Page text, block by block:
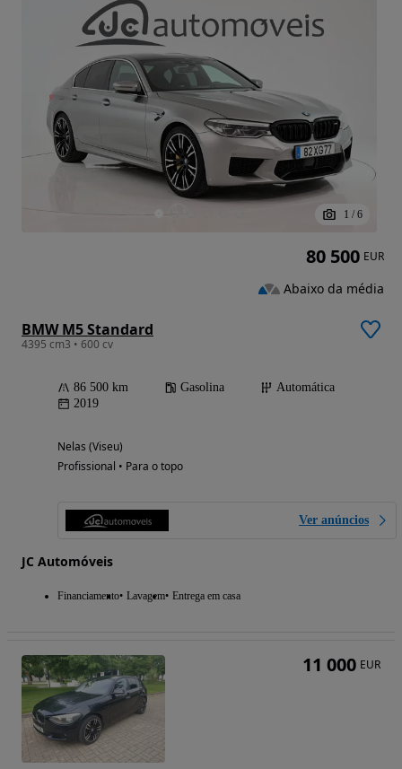
1 / 6
BMW M5 Standard
4395 cm3 • 600 cv
86 500 km Gasolina
Automática
2019
Nelas (Viseu)
Profissional • Para o topo
Ver anúncios
JC Automóveis
Financiamento Lavagem Entrega em casa
80 500 EUR
Abaixo da média
11 000 EUR